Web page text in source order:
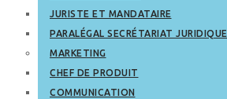
JURISTE ET MANDATAIRE
PARALÉGAL SECRÉTARIAT JURIDIQUE
MARKETING
CHEF DE PRODUIT
COMMUNICATION